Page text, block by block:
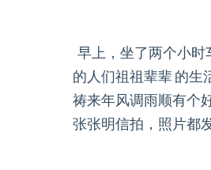
早上，坐了两个小
的人们祖祖辈辈 的生
祷来年风调雨顺有个
张张明信拍，照片都